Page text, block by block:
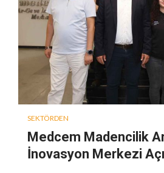
SEKTÖRDEN
Medcem Madencilik
İnovasyon Merkezi